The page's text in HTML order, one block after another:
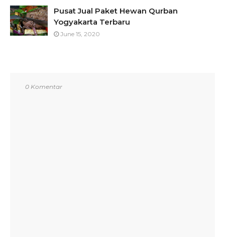
Pusat Jual Paket Hewan Qurban
Yogyakarta Terbaru
June 15, 2020
0 Komentar